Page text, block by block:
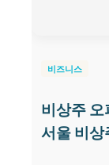
비즈니스
비상주 오
서울 비상